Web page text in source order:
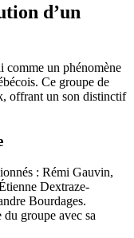
d’un
comme un phénomène
Ce groupe de
offrant un son distinctif
: Rémi Gauvin,
Dextraze-
Bourdages.
groupe avec sa